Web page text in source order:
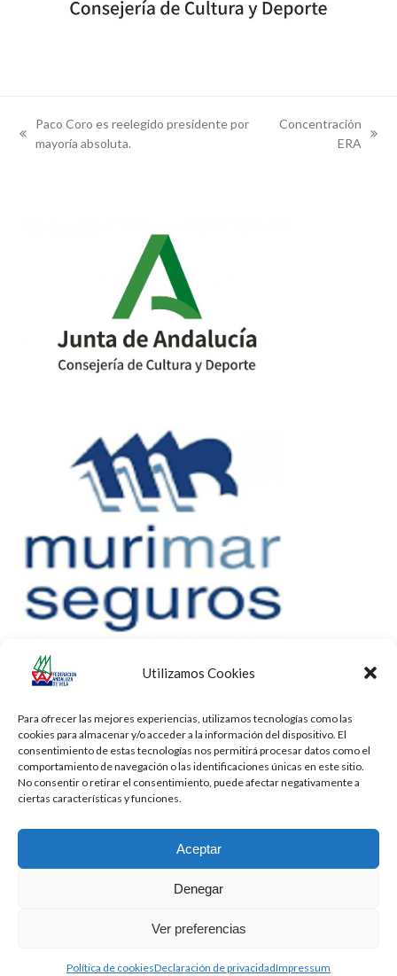
Utilizamos Cookies
Para ofrecer las mejores experiencias, utilizamos tecnologías como las
cookies para almacenar y/o acceder a la información del dispositivo. El
consentimiento de estas tecnologías nos permitirá procesar datos como el
comportamiento de navegación o las identificaciones únicas en este sitio.
No consentir o retirar el consentimiento, puede afectar negativamente a
ciertas características y funciones.
Aceptar
Denegar
Ver preferencias
Política de cookiesDeclaración de privacidadImpressum
previous
Paco Coro es reelegido presidente por
mayoría absoluta.
Concentración
ERA
Todos los derechos reservados -Privacidad